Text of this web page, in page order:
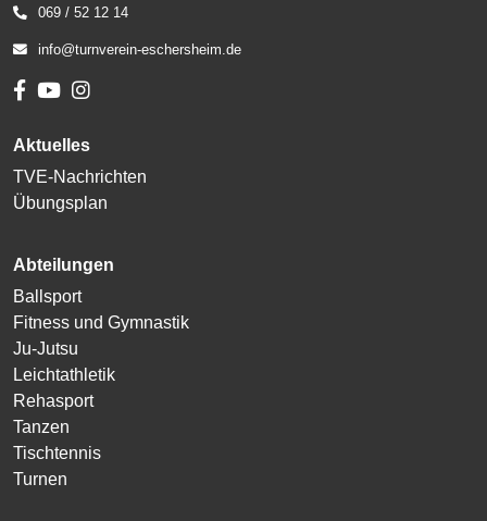
069 / 52 12 14
info@turnverein-eschersheim.de
Aktuelles
TVE-Nachrichten
Übungsplan
Abteilungen
Ballsport
Fitness und Gymnastik
Ju-Jutsu
Leichtathletik
Rehasport
Tanzen
Tischtennis
Turnen